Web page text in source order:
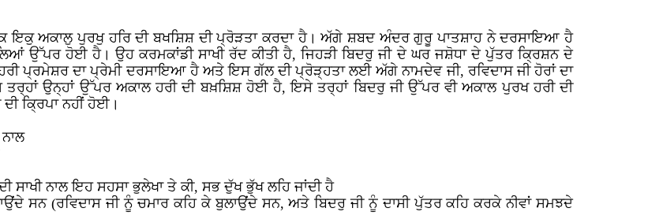
ਅਕਾਲੁ ਪੁਰਖੁ ਹਰਿ ਦੀ ਬਖਸ਼ਿਸ਼ ਦੀ ਪ੍ਰੋੜਤਾ ਕਰਦਾ ਹੈ। ਅੱਗੇ ਸ਼ਬਦ ਅੰਦਰ ਗੁਰੂ ਪਾਤਸ਼ਾਹ ਨੇ ਦਰਸਾਇਆ ਹੈ
ਉੱਪਰ ਹੋਈ ਹੈ। ਉਹ ਕਰਮਕਾਂਡੀ ਸਾਖੀ ਰੱਦ ਕੀਤੀ ਹੈ, ਜਿਹੜੀ ਬਿਦਰੁ ਜੀ ਦੇ ਘਰ ਜਸ਼ੋਧਾ ਦੇ ਪੁੱਤਰ ਕ੍ਰਿਸ਼ਨ ਦੇ
ਪ੍ਰਮੇਸ਼ਰ ਦਾ ਪ੍ਰੇਮੀ ਦਰਸਾਇਆ ਹੈ ਅਤੇ ਇਸ ਗੱਲ ਦੀ ਪ੍ਰੋੜ੍ਹਤਾ ਲਈ ਅੱਗੇ ਨਾਮਦੇਵ ਜੀ, ਰਵਿਦਾਸ ਜੀ ਹੋਰਾਂ ਦਾ
ਤਰ੍ਹਾਂ ਉਨ੍ਹਾਂ ਉੱਪਰ ਅਕਾਲ ਹਰੀ ਦੀ ਬਖ਼ਸ਼ਿਸ਼ ਹੋਈ ਹੈ, ਇਸੇ ਤਰ੍ਹਾਂ ਬਿਦਰੁ ਜੀ ਉੱਪਰ ਵੀ ਅਕਾਲ ਪੁਰਖ ਹਰੀ ਦੀ
ਕ੍ਰਿਪਾ ਨਹੀਂ ਹੋਈ।
ਨਾਲ ਇਹ ਸਹਸਾ ਭੁਲੇਖਾ ਤੇ ਕੀ, ਸਭ ਦੁੱਖ ਭੁੱਖ ਲਹਿ ਜਾਂਦੀ ਹੈ
ਸਨ (ਰਵਿਦਾਸ ਜੀ ਨੂੰ ਚਮਾਰ ਕਹਿ ਕੇ ਬੁਲਾਉਂਦੇ ਸਨ, ਅਤੇ ਬਿਦਰੁ ਜੀ ਨੂੰ ਦਾਸੀ ਪੁੱਤਰ ਕਹਿ ਕਰਕੇ ਨੀਵਾਂ ਸਮਝਦੇ